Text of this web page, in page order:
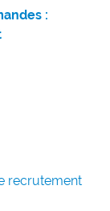
:
recrutement